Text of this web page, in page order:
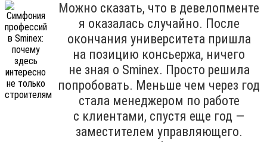
Можно сказать, что в девелопменте
я оказалась случайно. После
окончания университета пришла
на позицию консьержа, ничего
не зная о Sminex. Просто решила
попробовать. Меньше чем через год
стала менеджером по работе
с клиентами, спустя еще год —
заместителем управляющего.